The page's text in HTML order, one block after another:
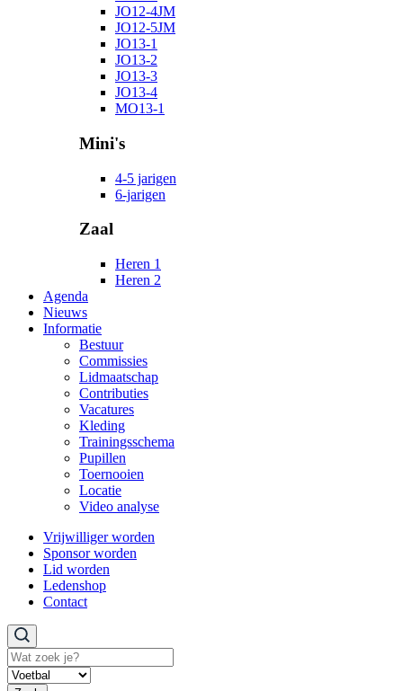
JO12-4JM
JO12-5JM
JO13-1
JO13-2
JO13-3
JO13-4
MO13-1
Mini's
4-5 jarigen
6-jarigen
Zaal
Heren 1
Heren 2
Agenda
Nieuws
Informatie
Bestuur
Commissies
Lidmaatschap
Contributies
Vacatures
Kleding
Trainingsschema
Pupillen
Toernooien
Locatie
Video analyse
Vrijwilliger worden
Sponsor worden
Lid worden
Ledenshop
Contact
Zoeken